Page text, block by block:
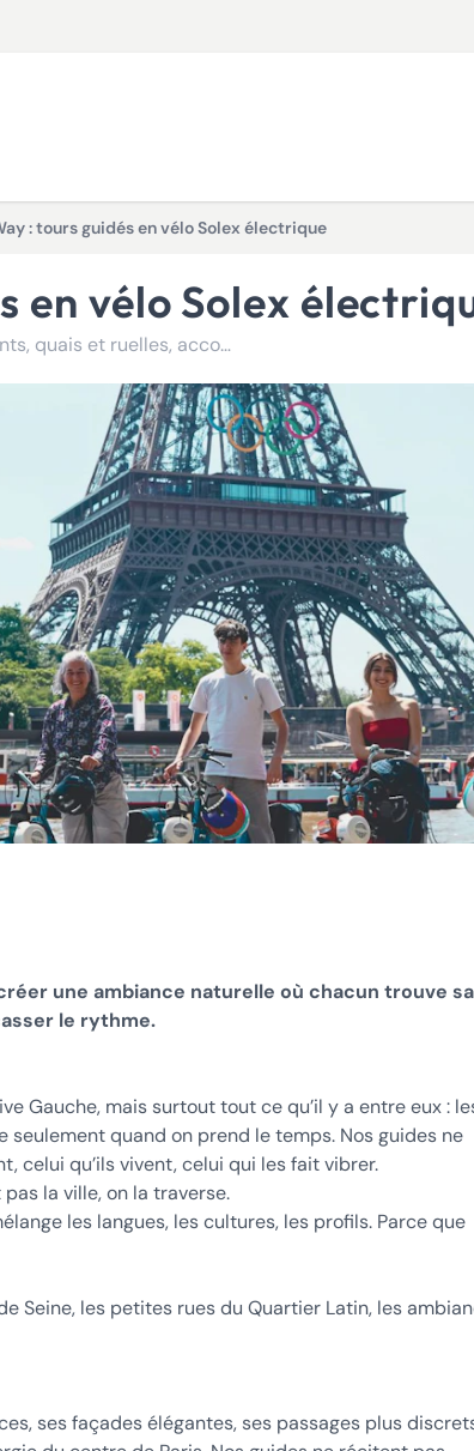
: tours guidés en vélo Solex électrique
en vélo Solex
Explorez Paris autrement en Solex électrique : 3h entre monuments, quais et ruelles, accompagnés par des guides passionnés
une ambiance naturelle où chacun trouve sa
le rythme.
Gauche, mais surtout tout ce qu’il y a entre eux :
seulement quand on prend le temps. Nos guides ne
celui qu’ils vivent, celui qui les fait vibrer.
la ville, on la traverse.
les langues, les cultures, les profils. Parce que
Seine, les petites rues du Quartier Latin, les
ses façades élégantes, ses passages plus